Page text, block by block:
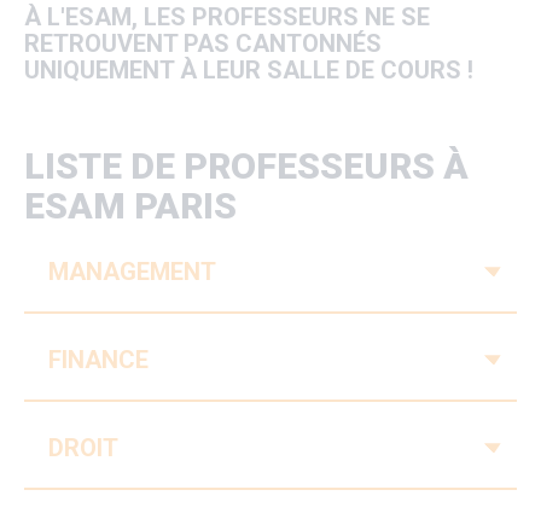
À L'ESAM, LES PROFESSEURS NE SE
RETROUVENT PAS CANTONNÉS
UNIQUEMENT À LEUR SALLE DE COURS !
LISTE DE PROFESSEURS À
ESAM PARIS
MANAGEMENT
FINANCE
DROIT